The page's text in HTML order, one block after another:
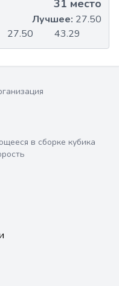
31 место
27.50 43.29
Лучшее: 27.50
в сборке кубика